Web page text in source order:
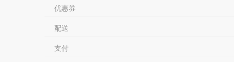
优惠券
配送
支付